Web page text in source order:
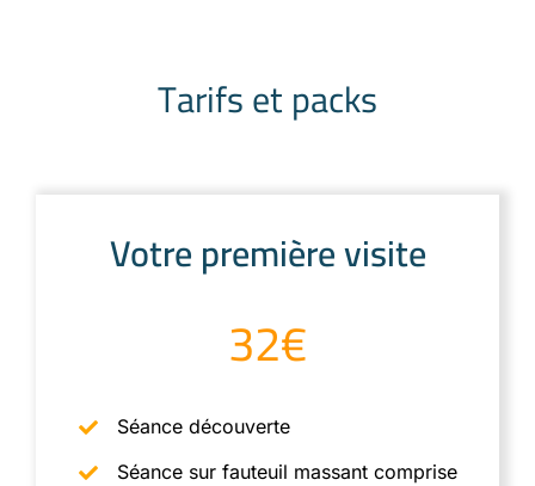
Tarifs et packs
Votre première visite
32€
Séance découverte
Séance sur fauteuil massant comprise